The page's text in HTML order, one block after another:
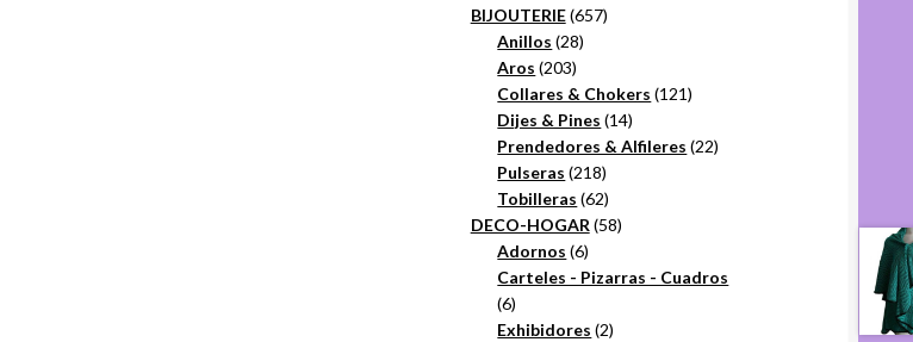
productos
BIJOUTERIE 657657
Anillos 2828
Aros 203203
productos
Collares & Chokers 121121
Dijes & Pines 1414
productos
Prendedores & Alfileres 2222
Pulseras 218218
productos
Tobilleras 6262
productos
DECO-HOGAR 5858
Adornos 66
productos
Carteles - Pizarras - Cuadros
66
productos
Exhibidores 22